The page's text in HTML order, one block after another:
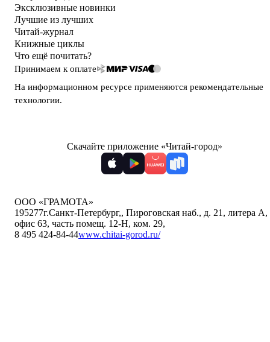
Эксклюзивные новинки
Лучшие из лучших
Читай-журнал
Книжные циклы
Что ещё почитать?
Принимаем к оплате
На информационном ресурсе применяются рекомендательные
технологии.
Скачайте приложение «Читай-город»
ООО «ГРАМОТА»
195277г.Санкт-Петербург,, Пироговская наб., д. 21, литера А,
офис 63, часть помещ. 12-Н, ком. 29,
8 495 424-84-44www.chitai-gorod.ru/